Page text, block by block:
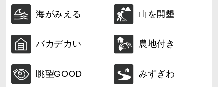
海がみえる 山を開墾
バカデカい 農地付き
眺望GOOD みずぎわ